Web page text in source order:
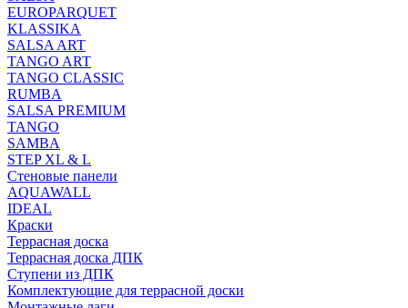
EUROPARQUET
KLASSIKA
SALSA ART
TANGO ART
TANGO CLASSIC
RUMBA
SALSA PREMIUM
TANGO
SAMBA
STEP XL & L
Стеновые панели
AQUAWALL
IDEAL
Краски
Террасная доска
Террасная доска ДПК
Ступени из ДПК
Комплектующие для террасной доски